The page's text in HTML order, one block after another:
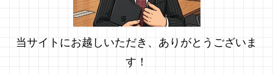
当サイトにお越しいただき、ありがとうございま
す！